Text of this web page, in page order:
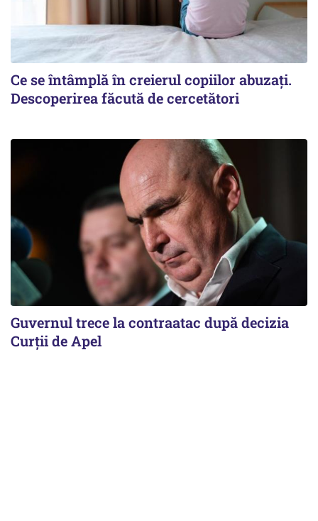
Ce se întâmplă în creierul copiilor abuzați.
Descoperirea făcută de cercetători
Guvernul trece la contraatac după decizia
Curții de Apel